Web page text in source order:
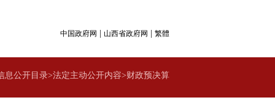
中国政府网 山西省政府网 繁體
息公开目录>法定主动公开内容>财政预决算